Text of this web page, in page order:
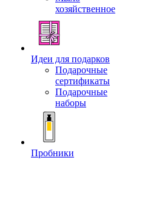
хозяйственное
Идеи для подарков
Подарочные
сертификаты
Подарочные
наборы
Пробники